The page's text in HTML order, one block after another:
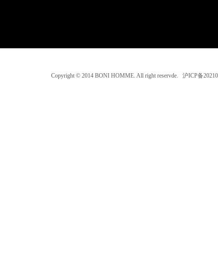
Copyright © 2014 BONI HOMME. All right reservde. 沪ICP备